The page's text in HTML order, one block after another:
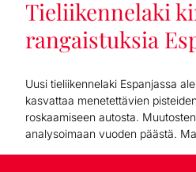
Tieliikennelaki
rangaistuksia
Uusi tieliikennelaki Espanjassa
kasvattaa menetettävien
roskaamiseen autosta.
analysoimaan vuoden päästä.